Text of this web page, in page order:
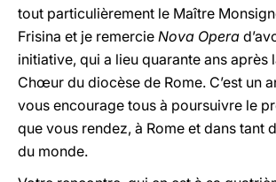
tout particulièrement le Maître
Frisina et je remercie Nova Opera
initiative, qui a lieu quarante ans après
Chœur du diocèse de Rome. C’est un
vous encourage tous à poursuivre le
que vous rendez, à Rome et dans tant
du monde.